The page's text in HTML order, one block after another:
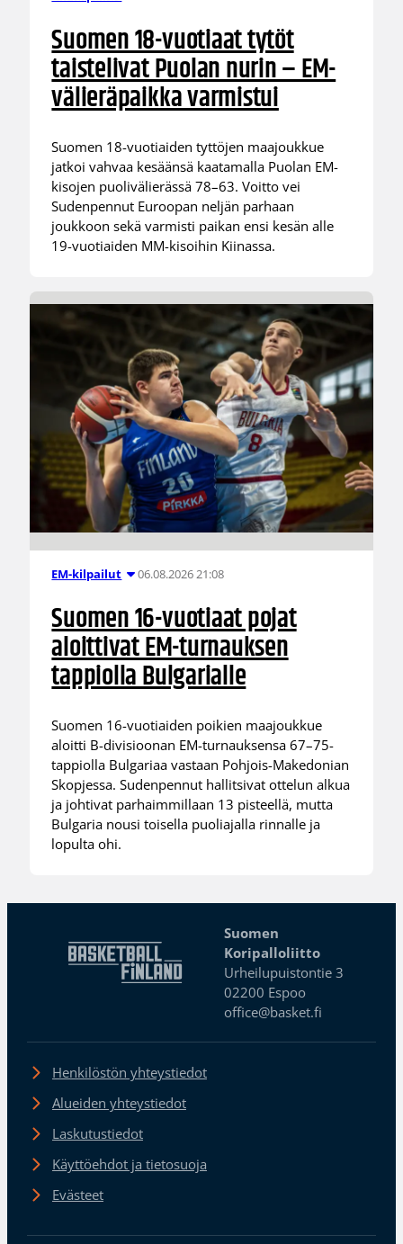
Suomen 18-vuotiaat tytöt
taistelivat Puolan nurin – EM-
välieräpaikka varmistui
Suomen 18-vuotiaiden tyttöjen maajoukkue
jatkoi vahvaa kesäänsä kaatamalla Puolan EM-
kisojen puolivälierässä 78–63. Voitto vei
Sudenpennut Euroopan neljän parhaan
joukkoon sekä varmisti paikan ensi kesän alle
19-vuotiaiden MM-kisoihin Kiinassa.
EM-kilpailut 06.08.2026 21:08
Suomen 16-vuotiaat pojat
aloittivat EM-turnauksen
tappiolla Bulgarialle
Suomen 16-vuotiaiden poikien maajoukkue
aloitti B-divisioonan EM-turnauksensa 67–75-
tappiolla Bulgariaa vastaan Pohjois-Makedonian
Skopjessa. Sudenpennut hallitsivat ottelun alkua
ja johtivat parhaimmillaan 13 pisteellä, mutta
Bulgaria nousi toisella puoliajalla rinnalle ja
lopulta ohi.
Suomen
Koripalloliitto
Urheilupuistontie 3
02200 Espoo
office@basket.fi
Henkilöstön yhteystiedot
Alueiden yhteystiedot
Laskutustiedot
Käyttöehdot ja tietosuoja
Evästeet